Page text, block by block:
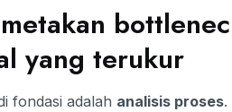
yang terukur
fondasi adalah analisis proses.